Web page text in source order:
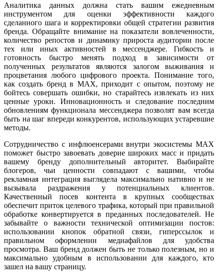
Аналитика данных должна стать вашим ежедневным
инструментом для оценки эффективности каждого
сделанного шага и корректировки общей стратегии развития
бренда. Обращайте внимание на показатели вовлеченности,
количество репостов и динамику прироста аудитории после
тех или иных активностей в мессенджере. Гибкость и
готовность быстро менять подход в зависимости от
полученных результатов являются залогом выживания и
процветания любого цифрового проекта. Понимание того,
как создать бренд в MAX, приходит с опытом, поэтому не
бойтесь совершать ошибки, но старайтесь извлекать из них
ценные уроки. Инновационность и следование последним
обновлениям функционала мессенджера позволят вам всегда
быть на шаг впереди конкурентов, использующих устаревшие
методы.
Сотрудничество с инфлюенсерами внутри экосистемы MAX
поможет быстро завоевать доверие широких масс и придать
вашему бренду дополнительный авторитет. Выбирайте
блогеров, чьи ценности совпадают с вашими, чтобы
рекламная интеграция выглядела максимально нативно и не
вызывала раздражения у потенциальных клиентов.
Качественный посев контента в крупных сообществах
обеспечит приток целевого трафика, который при правильной
обработке конвертируется в преданных последователей. Не
забывайте о важности технической оптимизации постов:
использовании кнопок обратной связи, гиперссылок и
правильном оформлении медиафайлов для удобства
просмотра. Ваш бренд должен быть не только полезным, но и
максимально удобным в использовании для каждого, кто
зашел на вашу страницу.